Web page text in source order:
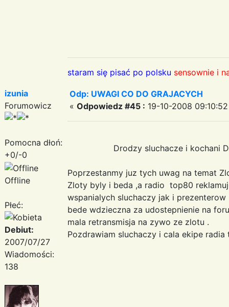
staram się pisać po polsku sensownie i
izunia
Forumowicz
Pomocna dłoń:
+0/-0
Offline
Płeć:
Debiut:
2007/07/27
Wiadomości:
138
Odp: UWAGI CO DO GRAJACYCH
« Odpowiedz #45 : 19-10-2008
Drodzy sluchacze i kochani
Poprzestanmy juz tych uwag na temat
Zloty byly i beda ,a radio top80
wspanialych sluchaczy jak i
bede wdzieczna za udostepnienie na
mala retransmisja na zywo ze zlotu .
Pozdrawiam sluchaczy i cala ekipe